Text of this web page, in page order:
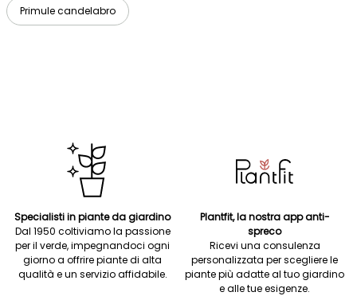
Primule candelabro
Specialisti in piante da giardino
Dal 1950 coltiviamo la passione
per il verde, impegnandoci ogni
giorno a offrire piante di alta
qualità e un servizio affidabile.
Plantfit, la nostra app anti-
spreco
Ricevi una consulenza
personalizzata per scegliere le
piante più adatte al tuo giardino
e alle tue esigenze.